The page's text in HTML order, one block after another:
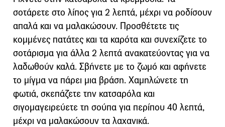
σοτάρετε στο λίπος για 2 λεπτά, μέχρι να ροδίσουν
απαλά και να μαλακώσουν. Προσθέτετε τις
κομμένες πατάτες και τα καρότα και συνεχίζετε το
σοτάρισμα για άλλα 2 λεπτά ανακατεύοντας για να
λαδωθούν καλά. Σβήνετε με το ζωμό και αφήνετε
το μίγμα να πάρει μια βράση. Χαμηλώνετε τη
φωτιά, σκεπάζετε την κατσαρόλα και
σιγομαγειρεύετε τη σούπα για περίπου 40 λεπτά,
μέχρι να μαλακώσουν τα λαχανικά.